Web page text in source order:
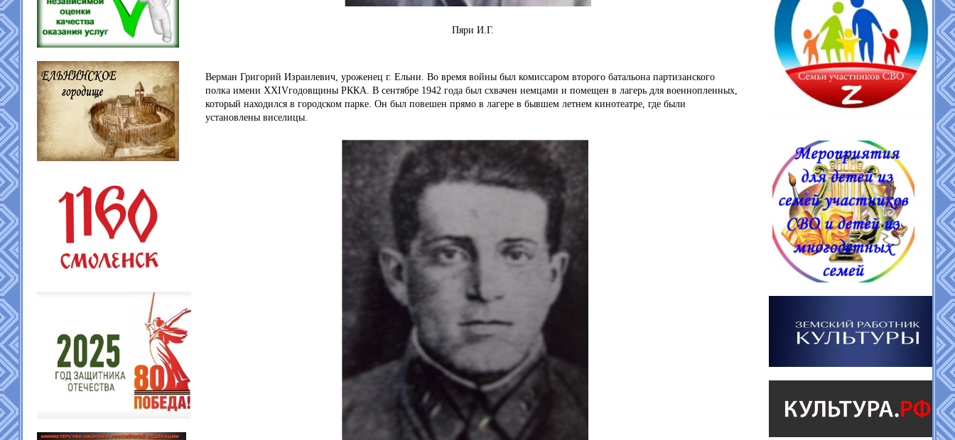
Пяри И. Г.
Верман Григорий Израилевич, уроженец г. Ельни. Во время войны был комиссаром второго батальона партизанского
полка имени XXIVгодовщины РККА. В сентябре 1942 года был схвачен немцами и помещен в лагерь для военнопленных,
который находился в городском парке. Он был повешен прямо в лагере в бывшем летнем кинотеатре, где были
установлены виселицы.